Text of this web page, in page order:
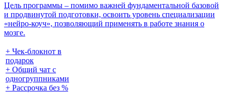
Цель программы – помимо важней фундаментальной базовой
и продвинутой подготовки, освоить уровень специализации
«нейро-коуч», позволяющий применять в работе знания о
мозге.
+ Чек-блокнот в
подарок
+ Общий чат с
одногруппниками
+ Рассрочка без %